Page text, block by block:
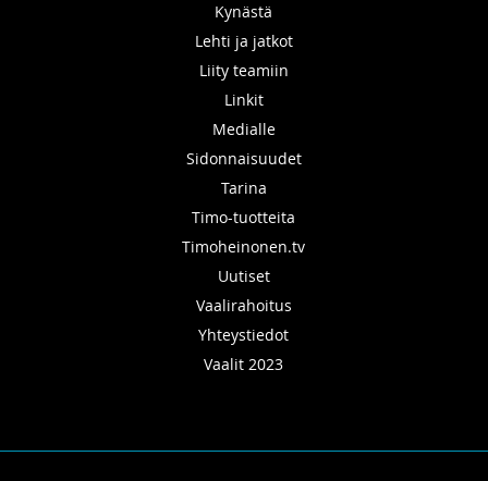
Kynästä
Lehti ja jatkot
Liity teamiin
Linkit
Medialle
Sidonnaisuudet
Tarina
Timo-tuotteita
Timoheinonen.tv
Uutiset
Vaalirahoitus
Yhteystiedot
Vaalit 2023